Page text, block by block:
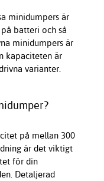
minidumpers är
batteri och så
minidumpers är
kapaciteten är
varianter.
på mellan 300
är det viktigt
för din
Detaljerad